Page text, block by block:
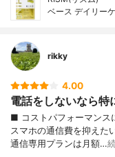
ベース デイリー
rikky
4.00
電話をしないなら特
■ コストパフォーマンス
スマホの通信費を抑えた
通信専用プランは月額…